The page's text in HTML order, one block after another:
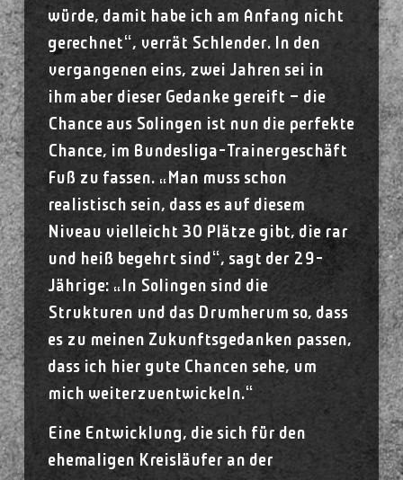
würde, damit habe ich am Anfang nicht
gerechnet“, verrät Schlender. In den
vergangenen eins, zwei Jahren sei in
ihm aber dieser Gedanke gereift – die
Chance aus Solingen ist nun die perfekte
Chance, im Bundesliga-Trainergeschäft
Fuß zu fassen. „Man muss schon
realistisch sein, dass es auf diesem
Niveau vielleicht 30 Plätze gibt, die rar
und heiß begehrt sind“, sagt der 29-
Jährige: „In Solingen sind die
Strukturen und das Drumherum so, dass
es zu meinen Zukunftsgedanken passen,
dass ich hier gute Chancen sehe, um
mich weiterzuentwickeln.“
Eine Entwicklung, die sich für den
ehemaligen Kreisläufer an der